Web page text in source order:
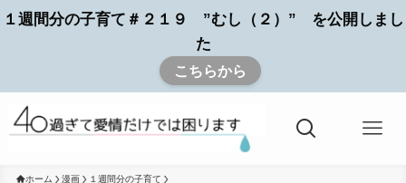
１週間分の子育て＃２１９ ”むし（２）” を公開しまし
た
こちらから
ホーム 漫画 １週間分の子育て